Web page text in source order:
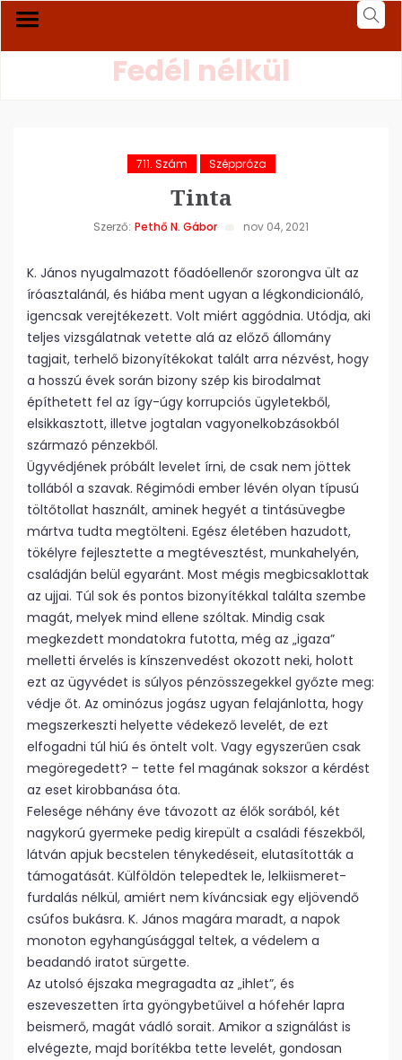
Fedél nélkül
711. Szám Széppróza
Tinta
Szerző: Pethő N. Gábor nov 04, 2021
K. János nyugalmazott főadóellenőr szorongva ült az
íróasztalánál, és hiába ment ugyan a légkondicionáló,
igencsak verejtékezett. Volt miért aggódnia. Utódja, aki
teljes vizsgálatnak vetette alá az előző állomány
tagjait, terhelő bizonyítékokat talált arra nézvést, hogy
a hosszú évek során bizony szép kis birodalmat
építhetett fel az így-úgy korrupciós ügyletekből,
elsikkasztott, illetve jogtalan vagyonelkobzásokból
származó pénzekből.
Ügyvédjének próbált levelet írni, de csak nem jöttek
tollából a szavak. Régimódi ember lévén olyan típusú
töltőtollat használt, aminek hegyét a tintásüvegbe
mártva tudta megtölteni. Egész életében hazudott,
tökélyre fejlesztette a megtévesztést, munkahelyén,
családján belül egyaránt. Most mégis megbicsaklottak
az ujjai. Túl sok és pontos bizonyítékkal találta szembe
magát, melyek mind ellene szóltak. Mindig csak
megkezdett mondatokra futotta, még az „igaza”
melletti érvelés is kínszenvedést okozott neki, holott
ezt az ügyvédet is súlyos pénzösszegekkel győzte meg:
védje őt. Az ominózus jogász ugyan felajánlotta, hogy
megszerkeszti helyette védekező levelét, de ezt
elfogadni túl hiú és öntelt volt. Vagy egyszerűen csak
megöregedett? – tette fel magának sokszor a kérdést
az eset kirobbanása óta.
Felesége néhány éve távozott az élők sorából, két
nagykorú gyermeke pedig kirepült a családi fészekből,
látván apjuk becstelen ténykedéseit, elutasították a
támogatását. Külföldön telepedtek le, lelkiismeret-
furdalás nélkül, amiért nem kíváncsiak egy eljövendő
csúfos bukásra. K. János magára maradt, a napok
monoton egyhangúsággal teltek, a védelem a
beadandó iratot sürgette.
Az utolsó éjszaka megragadta az „ihlet”, és
eszeveszetten írta gyöngybetűivel a hófehér lapra
beismerő, magát vádló sorait. Amikor a szignálást is
elvégezte, majd borítékba tette levelét, gondosan